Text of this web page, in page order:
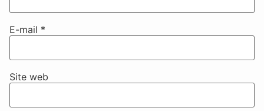
E-mail *
Site web